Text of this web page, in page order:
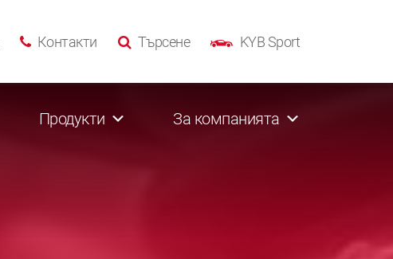
KYB Sport
Търсене
Контакти
Продукти За компанията